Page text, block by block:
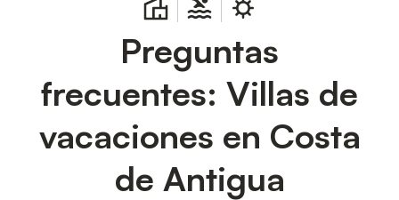
Preguntas
frecuentes: Villas de
vacaciones en Costa
de Antigua